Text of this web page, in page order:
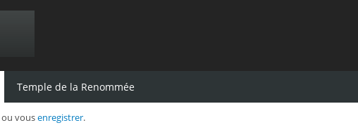
Temple de la Renommée
ou vousenregistrer.